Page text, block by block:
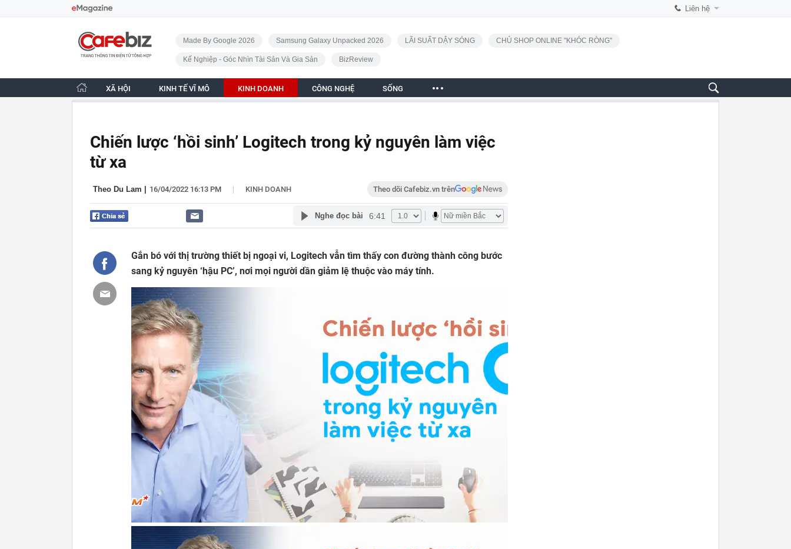
Liên hệ
CafeBiz - Trang chủ
Made By Google 2026 Samsung Galaxy Unpacked 2026 LÃI SUẤT DẬY SÓNG CHỦ SHOP ONLINE "KHÓC RÒNG"
Kế Nghiệp - Góc Nhìn Tài Sản Và Gia Sản BizReview
XÃ HỘI KINH TẾ VĨ MÔ KINH DOANH CÔNG NGHỆ SỐNG
Chiến lược ‘hồi sinh’ Logitech trong kỷ nguyên làm việc
từ xa
Theo Du Lam 16/04/2022 16:13 PM | KINH DOANH Theo dõi Cafebiz.vn trên
Nghe đọc bài 6:41
Gắn bó với thị trường thiết bị ngoại vi, Logitech vẫn tìm thấy con đường thành công bước
sang kỷ nguyên ‘hậu PC’, nơi mọi người dần giảm lệ thuộc vào máy tính.